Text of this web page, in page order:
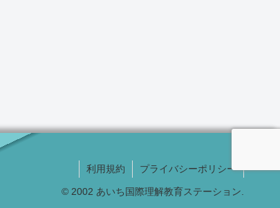
利用規約 プライバシーポリシー
© 2002 あいち国際理解教育ステーション.